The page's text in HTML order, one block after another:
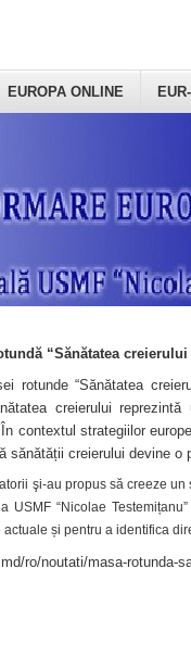
EUROPA ONLINE
“Sănătatea
rotunde “Sănătatea
creierului
contextul strategiilor
sănătății creierului devine o
şi-au propus să creeze
USMF “Nicolae
și pentru a identifica
ro/noutati/masa-rotunda-